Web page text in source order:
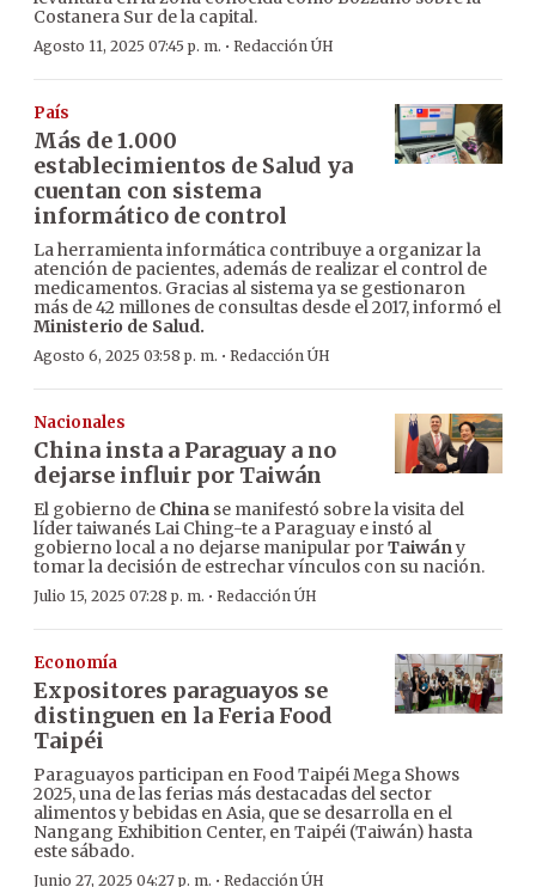
Costanera Sur de la capital.
Agosto 11, 2025 07:45 p. m. · Redacción ÚH
País
Más de 1.000
establecimientos de Salud ya
cuentan con sistema
informático de control
La herramienta informática contribuye a organizar la
atención de pacientes, además de realizar el control de
medicamentos. Gracias al sistema ya se gestionaron
más de 42 millones de consultas desde el 2017, informó el
Ministerio de Salud.
Agosto 6, 2025 03:58 p. m. · Redacción ÚH
Nacionales
China insta a Paraguay a no
dejarse influir por Taiwán
El gobierno de China se manifestó sobre la visita del
líder taiwanés Lai Ching-te a Paraguay e instó al
gobierno local a no dejarse manipular porTaiwány
tomar la decisión de estrechar vínculos con su nación.
Julio 15, 2025 07:28 p. m. · Redacción ÚH
Economía
Expositores paraguayos se
distinguen en la Feria Food
Taipéi
Paraguayos participan en Food Taipéi Mega Shows
2025, una de las ferias más destacadas del sector
alimentos y bebidas en Asia, que se desarrolla en el
Nangang Exhibition Center, en Taipéi (Taiwán) hasta
este sábado.
Junio 27, 2025 04:27 p. m. · Redacción ÚH